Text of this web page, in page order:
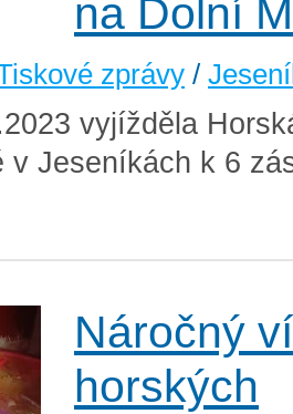
na Dolní
zprávy /
vyjížděla
v Jeseníkách k 6
Náročný
horských